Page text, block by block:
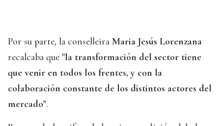
Por su parte, la conselleira Maria Jesús Lorenzana
recalcaba que "la transformación del sector tiene
que venir en todos los frentes, y con la
colaboración constante de los distintos actores del
mercado".